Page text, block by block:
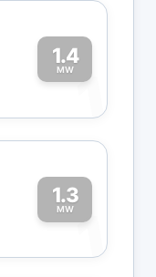
1.4
MW1
1.3
MW1